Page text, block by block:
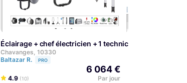
Éclairage + chef électricien + 1 technicien + camion
Chavanges, 10330
Baltazar R.
PRO
4.9 (10)
6 064 €
Par jour